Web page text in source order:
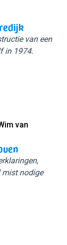
van een
in 1974.
van
mist nodige